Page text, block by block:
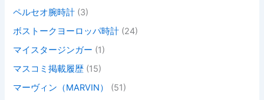
ペルセオ腕時計 (3)
ボストークヨーロッパ時計 (24)
マイスタージンガー (1)
マスコミ掲載履歴 (15)
マーヴィン（MARVIN）
(51)